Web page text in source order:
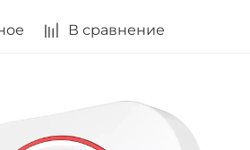
В сравнение